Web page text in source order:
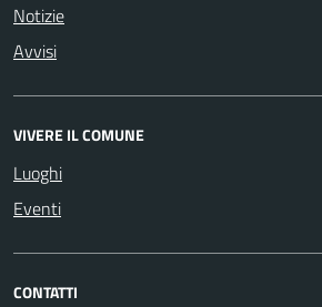
Notizie
Avvisi
VIVERE IL COMUNE
Luoghi
Eventi
CONTATTI